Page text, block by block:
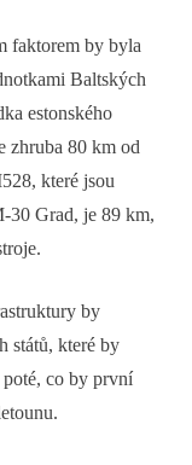
faktorem by byla
Baltských
estonského
zhruba 80 km od
které jsou
30 Grad, je 89 km,
by
států, které by
co by první